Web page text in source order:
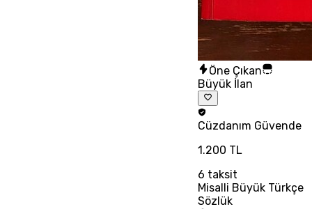
Öne Çıkan
Büyük İlan
Cüzdanım Güvende
1.200 TL
6 taksit
Misalli Büyük Türkçe
Sözlük